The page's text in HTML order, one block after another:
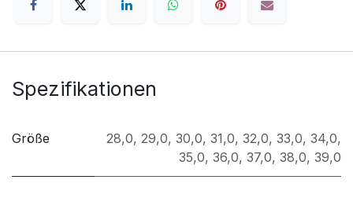
Spezifikationen
Größe 28,0, 29,0, 30,0, 31,0, 32,0, 33,0, 34,0,
35,0, 36,0, 37,0, 38,0, 39,0